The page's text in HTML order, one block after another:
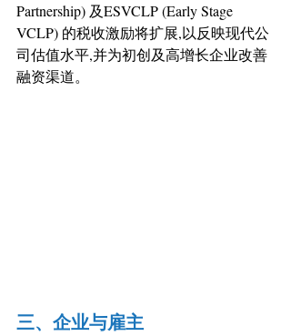
Partnership) 及ESVCLP (Early Stage
VCLP) 的税收激励将扩展,以反映现代公
司估值水平,并为初创及高增长企业改善
融资渠道。
三、企业与雇主